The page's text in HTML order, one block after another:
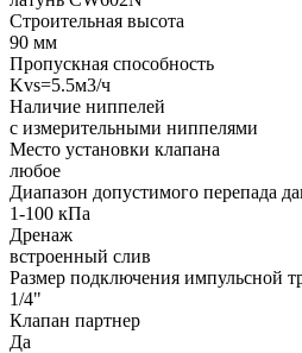
Строительная высота
90 мм
Пропускная способность
Kvs=5.5м3/ч
Наличие ниппелей
с измерительными ниппелями
Место установки клапана
любое
Диапазон допустимого перепада
1-100 кПа
Дренаж
встроенный слив
Размер подключения импульсной
1/4"
Клапан партнер
Да